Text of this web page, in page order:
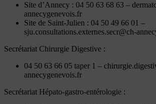
Site d’Annecy : 04 50 63 68 63 –
annecygenevois.fr
Site de Saint-Julien : 04 50 49 66 01 –
sju.consultations.externes.secr@ch-
Secrétariat Chirurgie Digestive :
04 50 63 66 05 taper 1 –
annecygenevois.fr
Secrétariat Hépato-gastro-entérologie :